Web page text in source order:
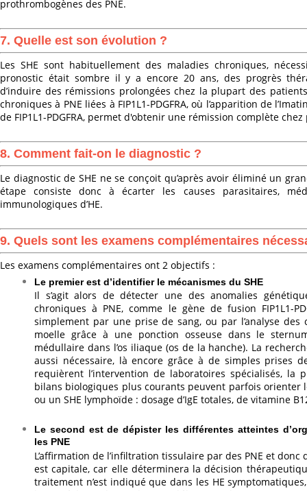
prothrombogènes des PNE.
7. Quelle est son évolution ?
Les SHE sont habituellement des maladies chroniques,
pronostic était sombre il y a encore 20 ans, des progrès
d’induire des rémissions prolongées chez la plupart des
chroniques à PNE liées à FIP1L1-PDGFRA, où l’apparition de
de FIP1L1-PDGFRA, permet d'obtenir une rémission complète
8. Comment fait-on le diagnostic ?
Le diagnostic de SHE ne se conçoit qu’après avoir éliminé un
étape consiste donc à écarter les causes parasitaires,
immunologiques d’HE.
9. Quels sont les examens complémentaires
Les examens complémentaires ont 2 objectifs :
Le premier est d’identifier le mécanismes du SHE
Il s’agit alors de détecter une des anomalies
chroniques à PNE, comme le gène de fusion FIP1L1-
simplement par une prise de sang, ou par l’analyse
moelle grâce à une ponction osseuse dans le
médullaire dans l’os iliaque (os de la hanche). La
aussi nécessaire, là encore grâce à de simples prises
requièrent l’intervention de laboratoires spécialisés, la
bilans biologiques plus courants peuvent parfois orienter
ou un SHE lymphoïde : dosage d’IgE totales, de vitamine
Le second est de dépister les différentes atteintes
les PNE
L’affirmation de l’infiltration tissulaire par des PNE et donc
est capitale, car elle déterminera la décision
traitement n’est indiqué que dans les HE